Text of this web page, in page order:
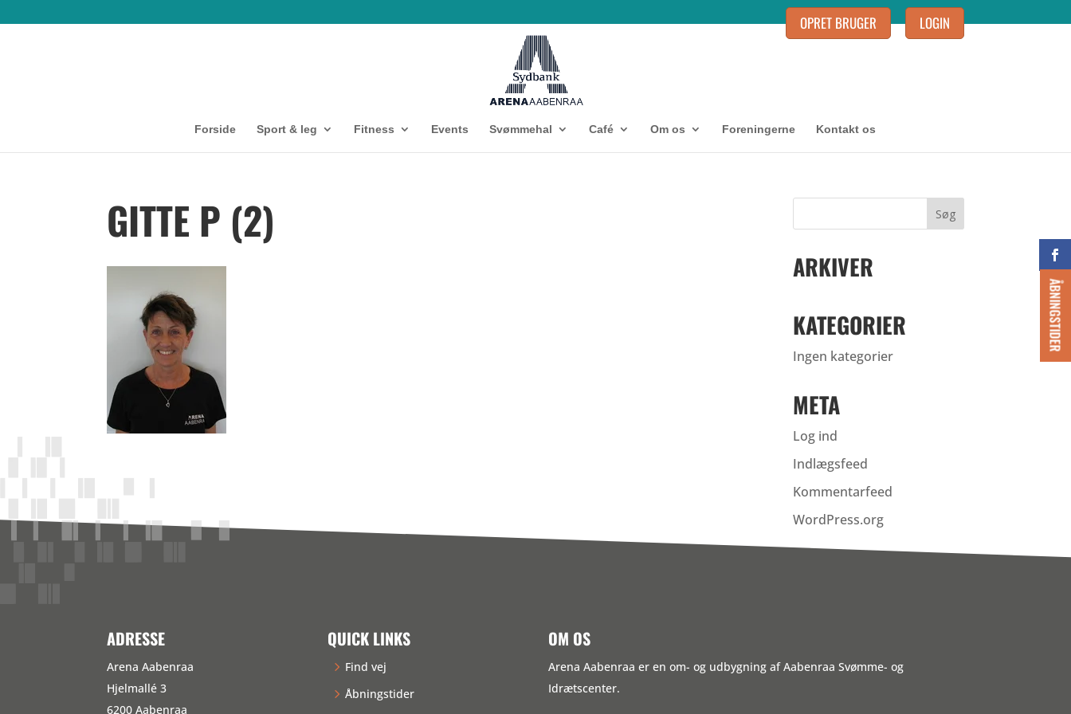
ÅBNINGSTIDER
OPRET BRUGER LOGIN
Forside Sport & leg Fitness Events Svømmehal Café Om os Foreningerne Kontakt os
GITTE P (2)
ARKIVER
KATEGORIER
Ingen kategorier
META
Log ind
Indlægsfeed
Kommentarfeed
WordPress.org
ADRESSE
Arena Aabenraa
Hjelmallé 3
6200 Aabenraa
QUICK LINKS
Find vej
Åbningstider
OM OS
Arena Aabenraa er en om- og udbygning af Aabenraa Svømme- og
Idrætscenter.